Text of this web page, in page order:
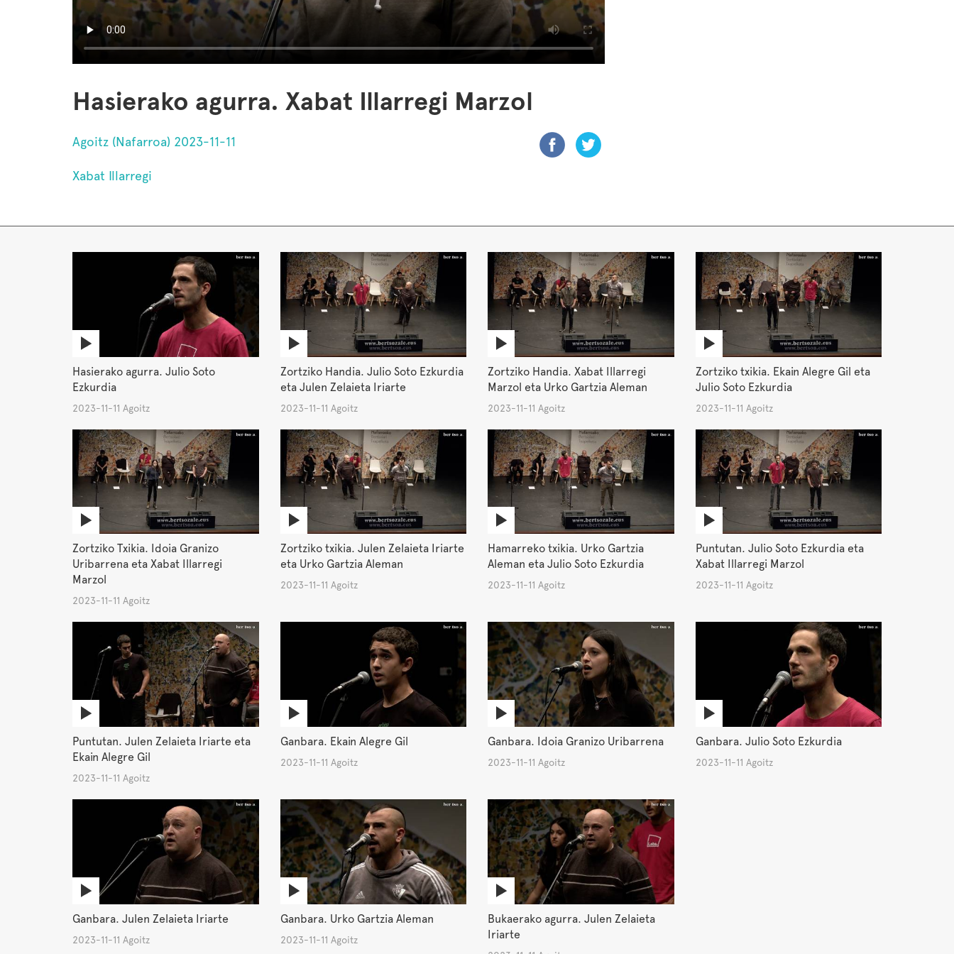
Hasierako agurra. Xabat Illarregi Marzol
Agoitz (Nafarroa) 2023-11-11
Xabat Illarregi
Hasierako agurra. Julio Soto
Ezkurdia
2023-11-11 Agoitz
Zortziko Handia. Julio Soto Ezkurdia
eta Julen Zelaieta Iriarte
2023-11-11 Agoitz
Zortziko Handia. Xabat Illarregi
Marzol eta Urko Gartzia Aleman
2023-11-11 Agoitz
Zortziko txikia. Ekain Alegre Gil eta
Julio Soto Ezkurdia
2023-11-11 Agoitz
Zortziko Txikia. Idoia Granizo
Uribarrena eta Xabat Illarregi
Marzol
2023-11-11 Agoitz
Zortziko txikia. Julen Zelaieta Iriarte
eta Urko Gartzia Aleman
2023-11-11 Agoitz
Hamarreko txikia. Urko Gartzia
Aleman eta Julio Soto Ezkurdia
2023-11-11 Agoitz
Puntutan. Julio Soto Ezkurdia eta
Xabat Illarregi Marzol
2023-11-11 Agoitz
Puntutan. Julen Zelaieta Iriarte eta
Ekain Alegre Gil
2023-11-11 Agoitz
Ganbara. Ekain Alegre Gil
2023-11-11 Agoitz
Ganbara. Idoia Granizo Uribarrena
2023-11-11 Agoitz
Ganbara. Julio Soto Ezkurdia
2023-11-11 Agoitz
Ganbara. Julen Zelaieta Iriarte
2023-11-11 Agoitz
Ganbara. Urko Gartzia Aleman
2023-11-11 Agoitz
Bukaerako agurra. Julen Zelaieta
Iriarte